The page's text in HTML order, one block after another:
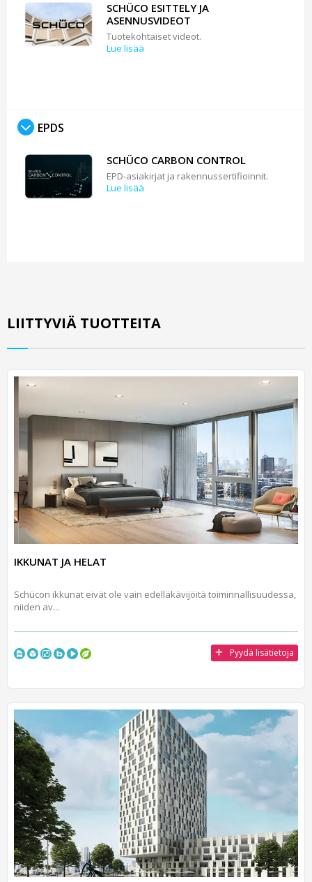
SCHÜCO ESITTELY JA
ASENNUSVIDEOT
Tuotekohtaiset videot.
Lue lisää
EPDS
SCHÜCO CARBON CONTROL
EPD-asiakirjat ja rakennussertifioinnit.
Lue lisää
LIITTYVIÄ TUOTTEITA
IKKUNAT JA HELAT
Schücon ikkunat eivät ole vain edelläkävijöitä toiminnallisuudessa,
niiden av...
Pyydä lisätietoja